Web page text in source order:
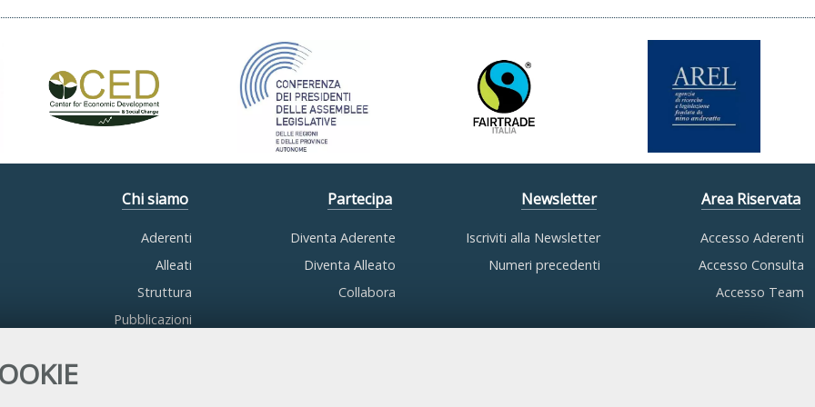
Chi siamo
Aderenti
Alleati
Struttura
Pubblicazioni
Partecipa
Diventa Aderente
Diventa Alleato
Collabora
Newsletter
Iscriviti alla Newsletter
Numeri precedenti
Area Riservata
Accesso Aderenti
Accesso Consulta
Accesso Team